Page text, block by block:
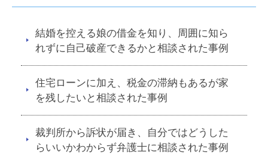
結婚を控える娘の借金を知り、周囲に知ら
れずに自己破産できるかと相談された事例
住宅ローンに加え、税金の滞納もあるが家
を残したいと相談された事例
裁判所から訴状が届き、自分ではどうした
らいいかわからず弁護士に相談された事例